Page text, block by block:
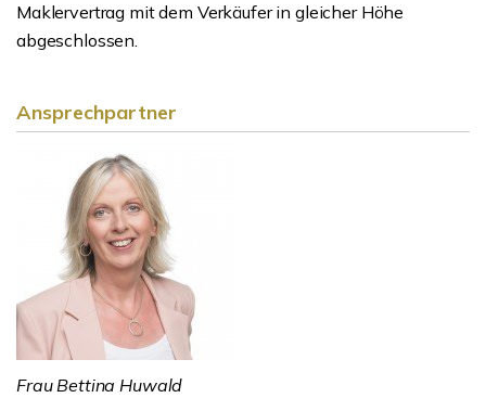
Maklervertrag mit dem Verkäufer in gleicher Höhe
abgeschlossen.
Ansprechpartner
Frau Bettina Huwald